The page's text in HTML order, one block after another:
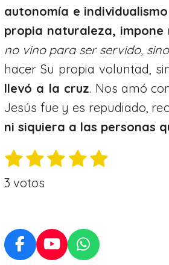
autonomía e
propia naturaleza,
no vino para ser servido,
hacer Su propia voluntad,
llevó a la cruz. Nos amó
Jesús fue y es repudiado,
ni siquiera a las personas
V
a
r
a
1
e
r
e
2
e
r
e
3
r
e
4
r
e
5
r
e
E
3 votos
F
Y
W